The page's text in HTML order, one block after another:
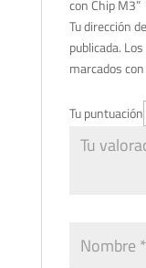
con Chip M3”
Tu dirección
publicada.
marcados con
Tu puntuación